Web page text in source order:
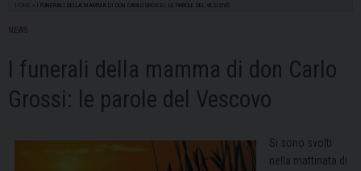
HOME I FUNERALI DELLA MAMMA DI DON CARLO GROSSI: LE PAROLE DEL VESCOVO
NEWS
I funerali della mamma di don Carlo
Grossi: le parole del Vescovo
Si sono svolti
nella mattinata di